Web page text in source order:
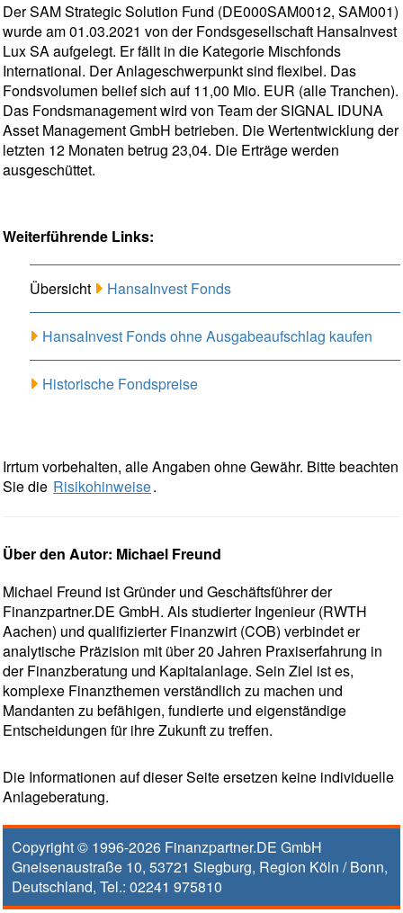
Der SAM Strategic Solution Fund (DE000SAM0012, SAM001)
wurde am 01.03.2021 von der Fondsgesellschaft HansaInvest
Lux SA aufgelegt. Er fällt in die Kategorie Mischfonds
International. Der Anlageschwerpunkt sind flexibel. Das
Fondsvolumen belief sich auf 11,00 Mio. EUR (alle Tranchen).
Das Fondsmanagement wird von Team der SIGNAL IDUNA
Asset Management GmbH betrieben. Die Wertentwicklung der
letzten 12 Monaten betrug 23,04. Die Erträge werden
ausgeschüttet.
Weiterführende Links:
Übersicht HansaInvest Fonds
HansaInvest Fonds ohne Ausgabeaufschlag kaufen
Historische Fondspreise
Irrtum vorbehalten, alle Angaben ohne Gewähr. Bitte beachten
Sie die Risikohinweise.
Über den Autor: Michael Freund
Michael Freund ist Gründer und Geschäftsführer der
Finanzpartner.DE GmbH. Als studierter Ingenieur (RWTH
Aachen) und qualifizierter Finanzwirt (COB) verbindet er
analytische Präzision mit über 20 Jahren Praxiserfahrung in
der Finanzberatung und Kapitalanlage. Sein Ziel ist es,
komplexe Finanzthemen verständlich zu machen und
Mandanten zu befähigen, fundierte und eigenständige
Entscheidungen für ihre Zukunft zu treffen.
Die Informationen auf dieser Seite ersetzen keine individuelle
Anlageberatung.
Copyright © 1996-2026 Finanzpartner.DE GmbH
Gneisenaustraße 10, 53721 Siegburg, Region Köln / Bonn,
Deutschland, Tel.: 02241 975810